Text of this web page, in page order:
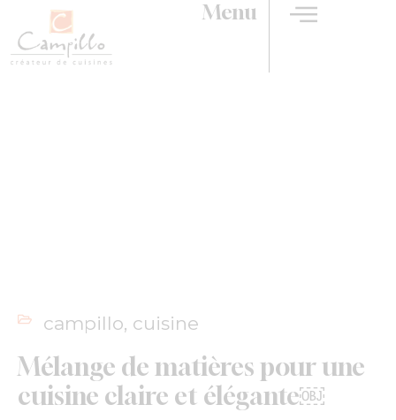
Menu
campillo, cuisine
Mélange de matières pour une
cuisine claire et élégante￼